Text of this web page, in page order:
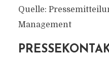
Quelle:
Management